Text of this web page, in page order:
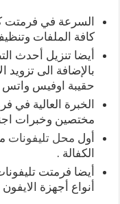
السرعة في فرمتت
كافة الملفات
أيضا تنزيل أحدث
بالإضافة الى تزويد
حقيبة اوفيس
الخبرة العالية في
مختصين وخبرات
أول محل تليفونات
الكفالة .
أيضا فرمتت
أنواع أجهزة